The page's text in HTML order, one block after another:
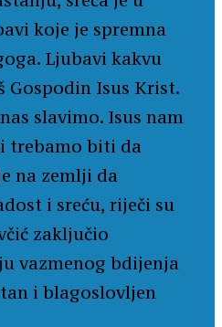
koje je spremna
Ljubavi kakvu
Gospodin Isus Krist.
slavimo. Isus nam
trebamo biti da
na zemlji da
i sreću, riječi su
zaključio
vazmenog bdijenja
i blagoslovljen